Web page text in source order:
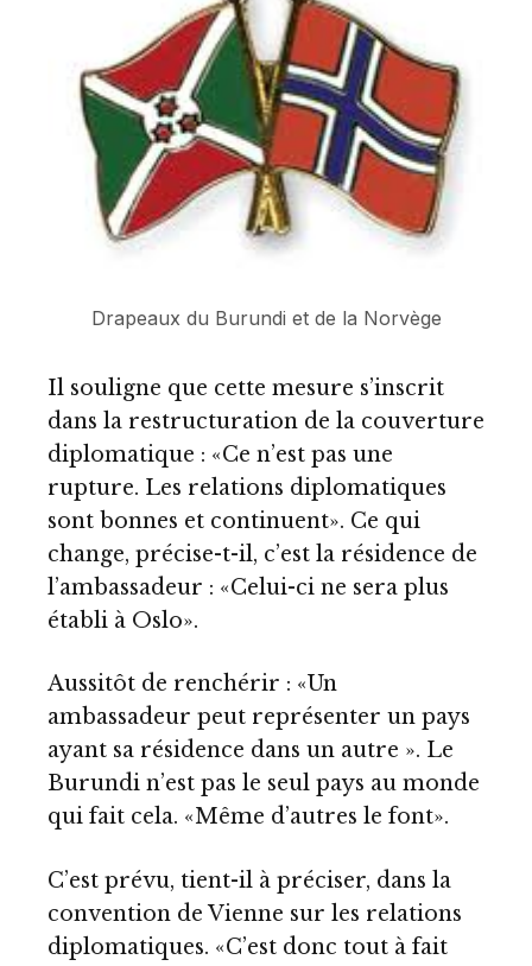
Drapeaux du Burundi et de la Norvège
Il souligne que cette mesure s’inscrit
dans la restructuration de la couverture
diplomatique : «Ce n’est pas une
rupture. Les relations diplomatiques
sont bonnes et continuent». Ce qui
change, précise-t-il, c’est la résidence de
l’ambassadeur : «Celui-ci ne sera plus
établi à Oslo».
Aussitôt de renchérir : «Un
ambassadeur peut représenter un pays
ayant sa résidence dans un autre ». Le
Burundi n’est pas le seul pays au monde
qui fait cela. «Même d’autres le font».
C’est prévu, tient-il à préciser, dans la
convention de Vienne sur les relations
diplomatiques. «C’est donc tout à fait